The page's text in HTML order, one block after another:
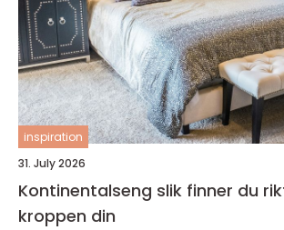
inspiration
31. July 2026
Kontinentalseng slik finner du riktig seng for
kroppen din